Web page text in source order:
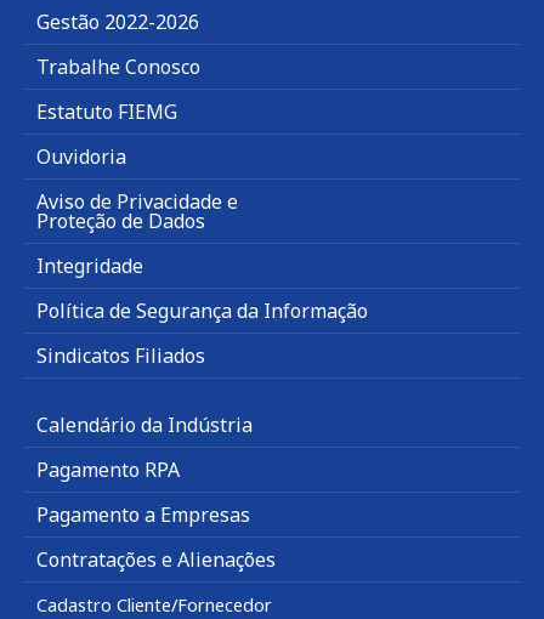
Gestão 2022-2026
Trabalhe Conosco
Estatuto FIEMG
Ouvidoria
Aviso de Privacidade e
Proteção de Dados
Integridade
Política de Segurança da Informação
Sindicatos Filiados
Calendário da Indústria
Pagamento RPA
Pagamento a Empresas
Contratações e Alienações
Cadastro Cliente/Fornecedor